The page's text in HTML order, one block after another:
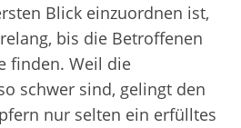
Blick einzuordnen ist,
bis die Betroffenen
finden. Weil die
schwer sind, gelingt den
nur selten ein erfülltes